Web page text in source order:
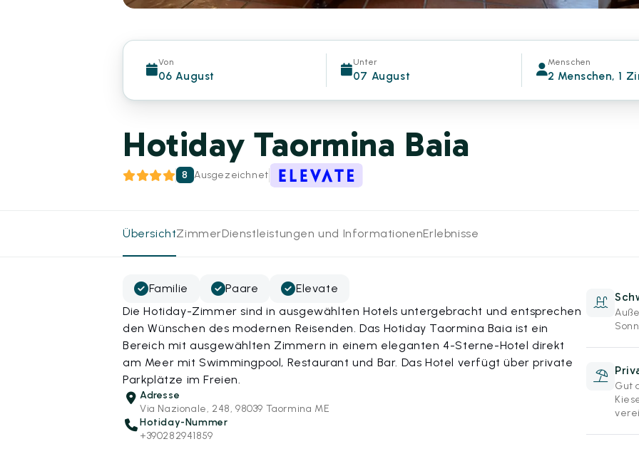
Von
06 August
Unter
07 August
Menschen
2 Menschen, 1
Hotiday Taormina Baia
8 Ausgezeichnet
ÜbersichtZimmerDienstleistungen und InformationenErlebnisse
Familie Paare
Elevate
Die Hotiday-Zimmer sind in ausgewählten Hotels untergebracht und entsprechen
den Wünschen des modernen Reisenden. Das Hotiday Taormina Baia ist ein
Bereich mit ausgewählten Zimmern in einem eleganten 4-Sterne-Hotel direkt
am Meer mit Swimmingpool, Restaurant und Bar. Das Hotel verfügt über private
Parkplätze im Freien.
Adresse
Via Nazionale, 248, 98039 Taormina ME
Hotiday-Nummer
+390282941859
Gut